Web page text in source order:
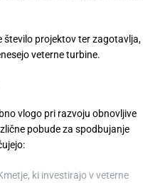
število projektov ter zagotavlja,
veterne turbine.
vlogo pri razvoju obnovljive
pobude za spodbujanje
ki investirajo v veterne